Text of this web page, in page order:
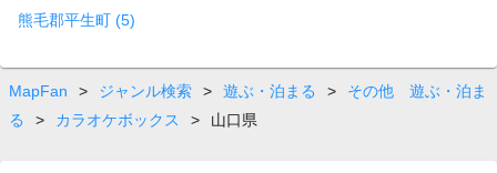
熊毛郡平生町 (5)
MapFan > ジャンル検索 > 遊ぶ・泊まる >
その他 遊ぶ・泊ま
る
> カラオケボックス > 山口県